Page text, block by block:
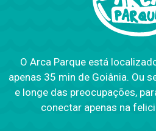
O Arca Parque está
apenas 35 min de Goiânia. Ou
e longe das preocupações,
conectar apenas na